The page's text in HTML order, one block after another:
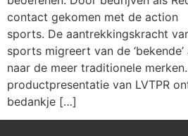
contact gekomen met de action
sports. De aantrekkingskracht
sports migreert van de
naar de meer traditionele
productpresentatie van LVTPR
bedankje […]